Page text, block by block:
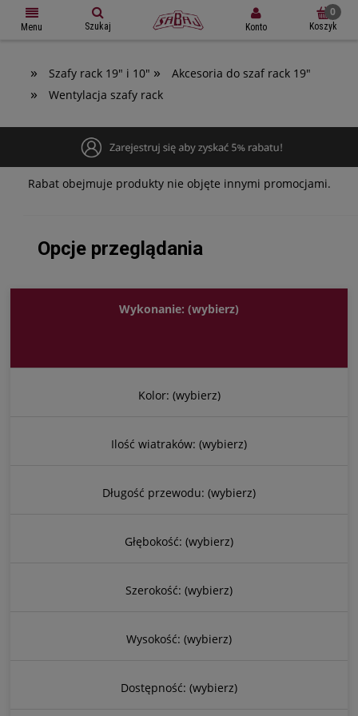
Menu Szukaj Konto Koszyk
» Szafy rack 19" i 10" » Akcesoria do szaf rack 19"
» Wentylacja szafy rack
Rabat obejmuje produkty nie objęte innymi promocjami.
Opcje przeglądania
Wykonanie: (wybierz)
Kolor: (wybierz)
Ilość wiatraków: (wybierz)
Długość przewodu: (wybierz)
Głębokość: (wybierz)
Szerokość: (wybierz)
Wysokość: (wybierz)
Dostępność: (wybierz)